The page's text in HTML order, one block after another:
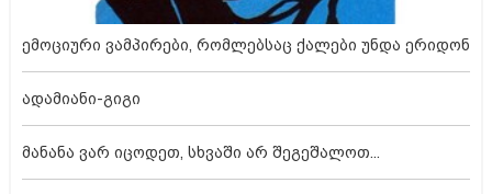
ემოციური ვამპირები, რომლებსაც ქალები უნდა ერიდონ
ადამიანი-გიგი
მანანა ვარ იცოდეთ, სხვაში არ შეგეშალოთ...